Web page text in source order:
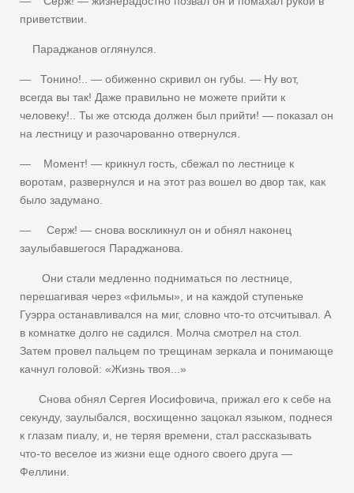
приветствии.
Параджанов оглянулся.
— Тонино!.. — обиженно скривил он губы. — Ну вот,
всегда вы так! Даже правильно не можете прийти к
человеку!.. Ты же отсюда должен был прийти! — показал он
на лестницу и разочарованно отвернулся.
— Момент! — крикнул гость, сбежал по лестнице к
воротам, развернулся и на этот раз вошел во двор так, как
было задумано.
— Серж! — снова воскликнул он и обнял наконец
заулыбавшегося Параджанова.
Они стали медленно подниматься по лестнице,
перешагивая через «фильмы», и на каждой ступеньке
Гуэрра останавливался на миг, словно что-то отсчитывал. А
в комнатке долго не садился. Молча смотрел на стол.
Затем провел пальцем по трещинам зеркала и понимающе
качнул головой: «Жизнь твоя...»
Снова обнял Сергея Иосифовича, прижал его к себе на
секунду, заулыбался, восхищенно зацокал языком, поднеся
к глазам пиалу, и, не теряя времени, стал рассказывать
что-то веселое из жизни еще одного своего друга —
Феллини.